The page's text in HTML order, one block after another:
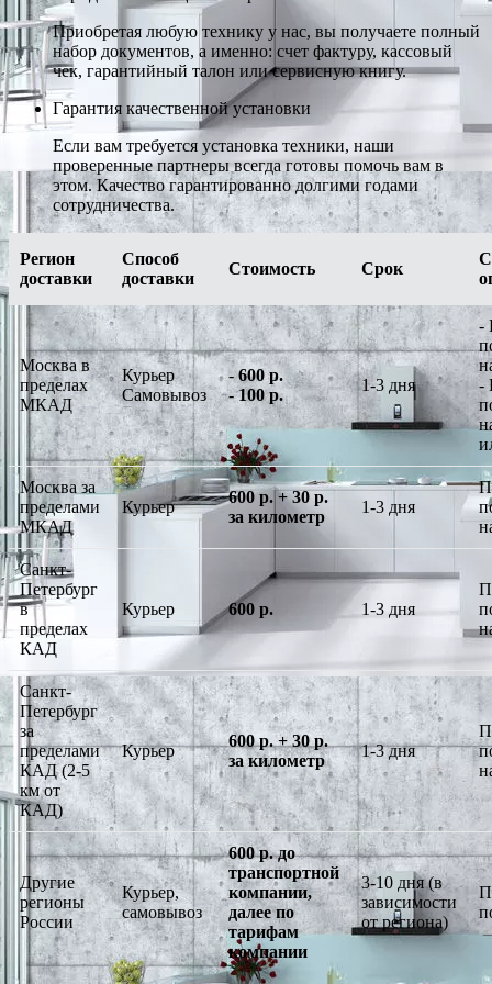
Приобретая любую технику у нас, вы получаете полный
набор документов, а именно: счет фактуру, кассовый
чек, гарантийный талон или сервисную книгу.
Гарантия качественной установки
Если вам требуется установка техники, наши
проверенные партнеры всегда готовы помочь вам в
этом. Качество гарантированно долгими годами
сотрудничества.
Регион
доставки
Способ
доставки
Стоимость Срок
Москва в
пределах
МКАД
Курьер
Самовывоз
-600 р.
-100 р.
1-3 дня
-
-
Москва за
пределами
МКАД
Курьер
600 р. + 30 р.
за километр
1-3 дня
Санкт-
Петербург
в
пределах
КАД
Курьер 600 р. 1-3 дня
Санкт-
Петербург
за
пределами
КАД (2-5
км от
КАД)
Курьер
600 р. + 30 р.
за километр
1-3 дня
Другие
регионы
России
Курьер,
самовывоз
600 р. до
транспортной
компании,
далее по
тарифам
компании
3-10 дня (в
зависимости
от региона)